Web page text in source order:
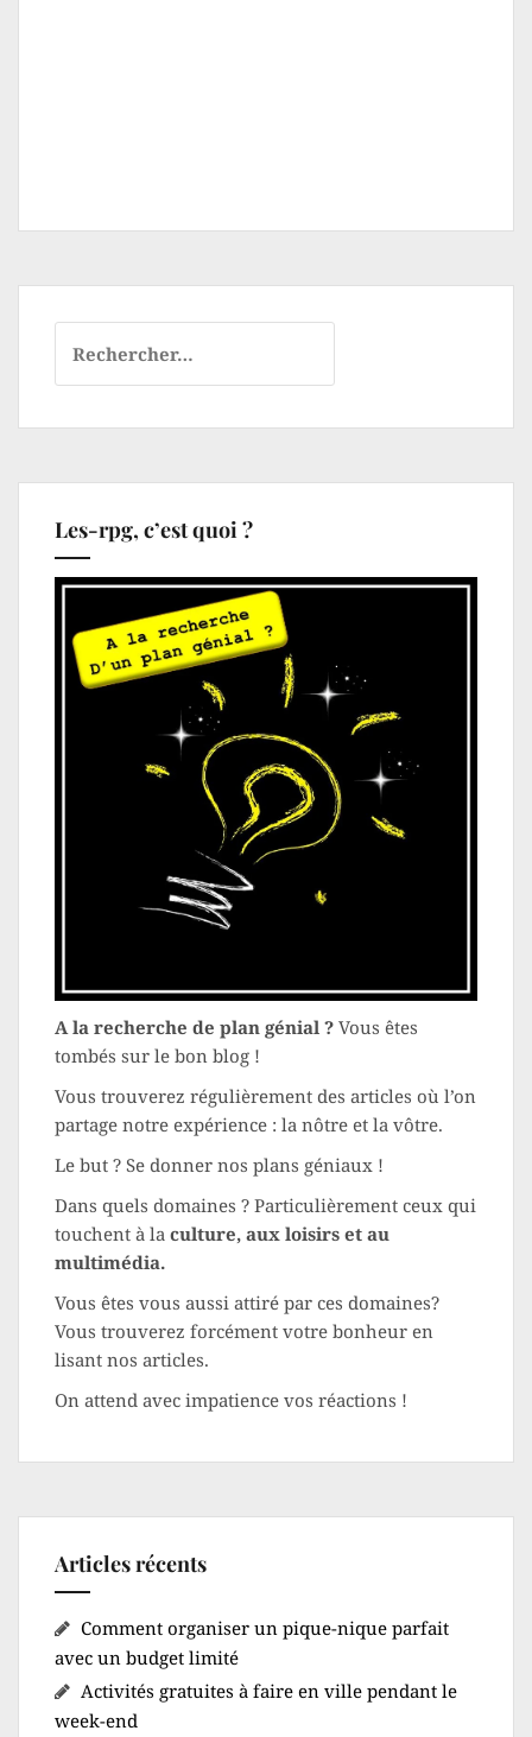
Les-rpg, c’est quoi ?
A la recherche de plan génial ? Vous êtes
tombés sur le bon blog !
Vous trouverez régulièrement des articles où l’on
partage notre expérience : la nôtre et la vôtre.
Le but ? Se donner nos plans géniaux !
Dans quels domaines ? Particulièrement ceux qui
touchent à la culture, aux loisirs et au
multimédia.
Vous êtes vous aussi attiré par ces domaines?
Vous trouverez forcément votre bonheur en
lisant nos articles.
On attend avec impatience vos réactions !
Articles récents
Comment organiser un pique-nique parfait
avec un budget limité
Activités gratuites à faire en ville pendant le
week-end